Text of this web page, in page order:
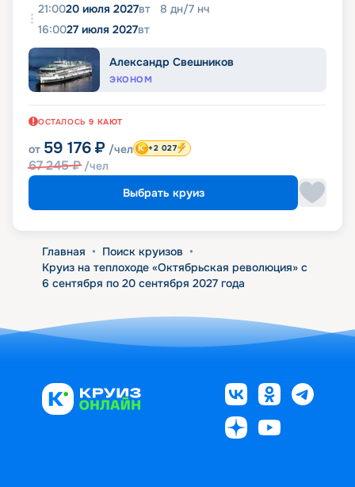
21:0020 июля 2027вт 8 дн/7 нч
16:0027 июля 2027вт
Александр Свешников
ЭКОНОМ
ОСТАЛОСЬ 9 КАЮТ
от 59 176 ₽ /чел
67 245₽ /чел
+2 027
Выбрать круиз
Главная • Поиск круизов •
Круиз на теплоходе «Октябрьская революция» с
6 сентября по 20 сентября 2027 года